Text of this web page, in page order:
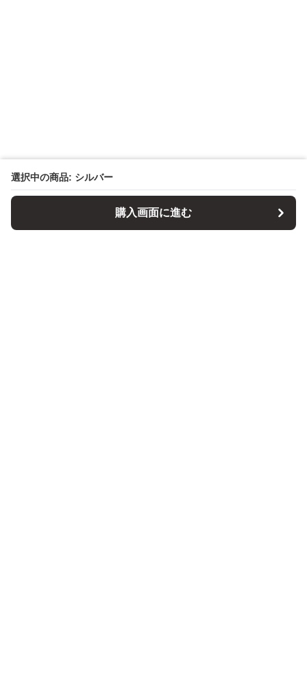
選択中の商品: シルバー
購入画面に進む